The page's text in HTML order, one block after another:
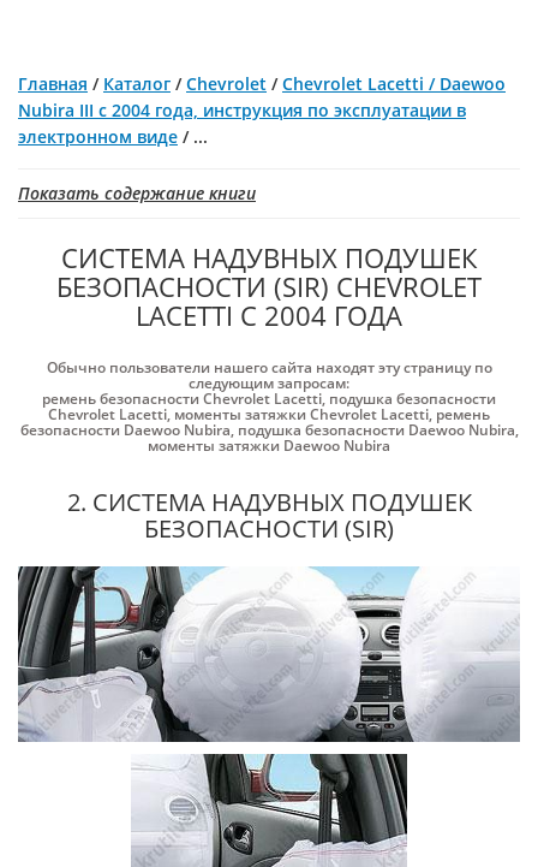
Главная / Каталог /Chevrolet /Chevrolet Lacetti / Daewoo
Nubira III с 2004 года, инструкция по эксплуатации в
электронном виде / ...
Показать содержание книги
СИСТЕМА НАДУВНЫХ ПОДУШЕК
БЕЗОПАСНОСТИ (SIR) СHEVROLET
LACETTI С 2004 ГОДА
Обычно пользователи нашего сайта находят эту страницу по
следующим запросам:
ремень безопасности Chevrolet Lacetti, подушка безопасности
Chevrolet Lacetti, моменты затяжки Chevrolet Lacetti, ремень
безопасности Daewoo Nubira, подушка безопасности Daewoo Nubira,
моменты затяжки Daewoo Nubira
2. СИСТЕМА НАДУВНЫХ ПОДУШЕК
БЕЗОПАСНОСТИ (SIR)